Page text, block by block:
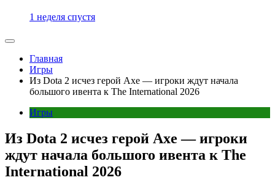
1 неделя спустя
Главная
Игры
Из Dota 2 исчез герой Axe — игроки ждут начала
большого ивента к The International 2026
Игры
Из Dota 2 исчез герой Axe — игроки
ждут начала большого ивента к The
International 2026